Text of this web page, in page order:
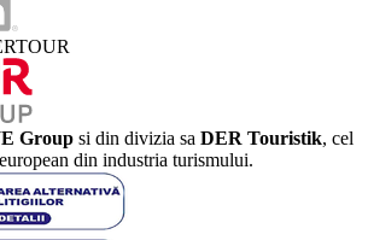
Group si din divizia sa DER Touristik, cel
din industria turismului.